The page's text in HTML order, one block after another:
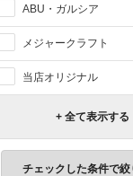
ABU・ガルシア
メジャークラフト
当店オリジナル
+ 全て表示する
チェックした条件で絞